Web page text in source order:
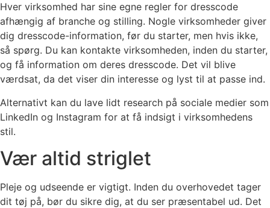
Hver virksomhed har sine egne regler for dresscode
afhængig af branche og stilling. Nogle virksomheder giver
dig dresscode-information, før du starter, men hvis ikke,
så spørg. Du kan kontakte virksomheden, inden du starter,
og få information om deres dresscode. Det vil blive
værdsat, da det viser din interesse og lyst til at passe ind.
Alternativt kan du lave lidt research på sociale medier som
LinkedIn og Instagram for at få indsigt i virksomhedens
stil.
Vær altid striglet
Pleje og udseende er vigtigt. Inden du overhovedet tager
dit tøj på, bør du sikre dig, at du ser præsentabel ud. Det